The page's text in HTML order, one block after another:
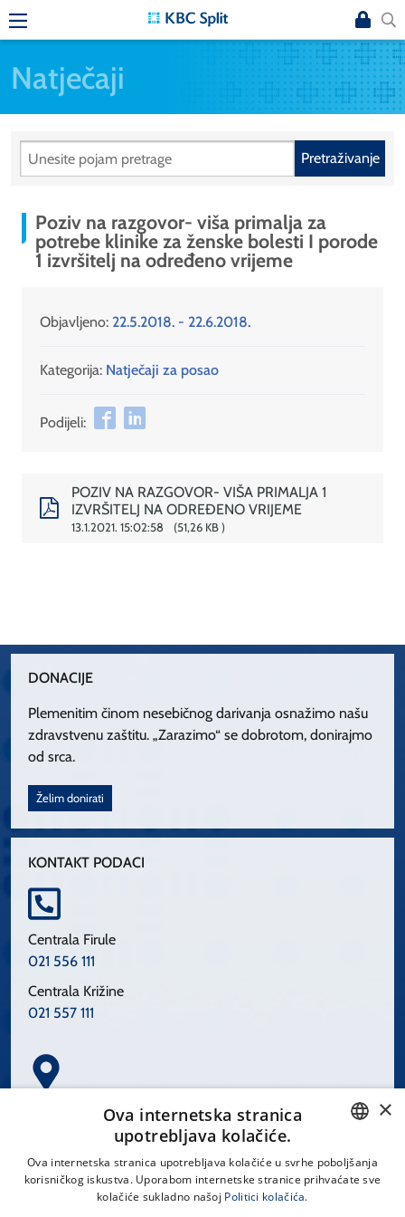
Natječaji
Pretraživanje
Poziv na razgovor- viša primalja za
potrebe klinike za ženske bolesti I porode
1 izvršitelj na određeno vrijeme
Objavljeno: 22.5.2018. - 22.6.2018.
Kategorija: Natječaji za posao
Podijeli:
POZIV NA RAZGOVOR- VIŠA PRIMALJA 1
IZVRŠITELJ NA ODREĐENO VRIJEME
13.1.2021. 15:02:58 51,26 KB
DONACIJE
Plemenitim činom nesebičnog darivanja osnažimo našu
zdravstvenu zaštitu. „Zarazimo“ se dobrotom, donirajmo
od srca.
Želim donirati
KONTAKT PODACI
Centrala Firule
021 556 111
Centrala Križine
021 557 111
Spinčićeva 1, 21000 Split
CROATIAN
×
Ova internetska stranica
upotrebljava kolačiće.
Ova internetska stranica upotrebljava kolačiće u svrhe poboljšanja
korisničkog iskustva. Uporabom internetske stranice prihvaćate sve
kolačiće sukladno našoj Politici kolačića.